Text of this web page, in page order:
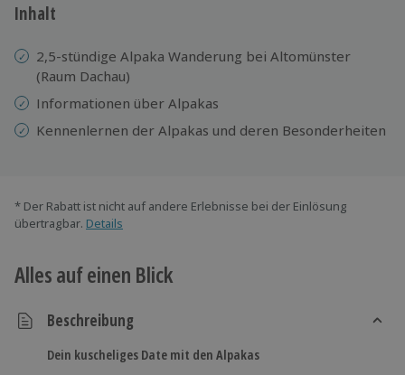
Inhalt
2,5-stündige Alpaka Wanderung bei Altomünster
(Raum Dachau)
Informationen über Alpakas
Kennenlernen der Alpakas und deren Besonderheiten
* Der Rabatt ist nicht auf andere Erlebnisse bei der Einlösung
übertragbar. Details
Alles auf einen Blick
Beschreibung
Dein kuscheliges Date mit den Alpakas